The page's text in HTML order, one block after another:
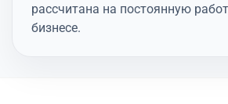
рассчитана на постоянную
бизнесе.